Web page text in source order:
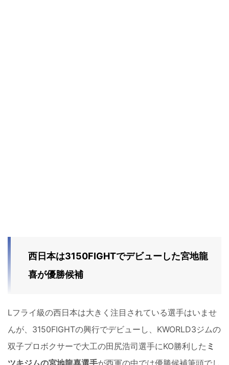
西日本は3150FIGHTでデビューした宮地龍
喜が優勝候補
Lフライ級の西日本は大きく注目されている選手はいませ
んが、3150FIGHTの興行でデビューし、KWORLD3ジムの
双子プロボクサーで大工の田尻浩司選手にKO勝利した ミ
ツキジムの宮地龍喜選手が西軍の中では優勝候補筆頭でし